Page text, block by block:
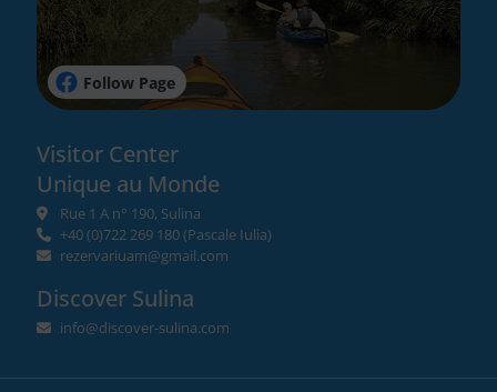
Follow Page
Visitor Center
Unique au Monde
Rue 1 A n° 190, Sulina
+40 (0)722 269 180(Pascale Iulia)
rezervariuam@gmail.com
Discover Sulina
info@discover-sulina.com